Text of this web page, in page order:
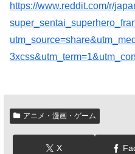
https://www.reddit.com/r/
アニメ・漫画・ゲーム
X